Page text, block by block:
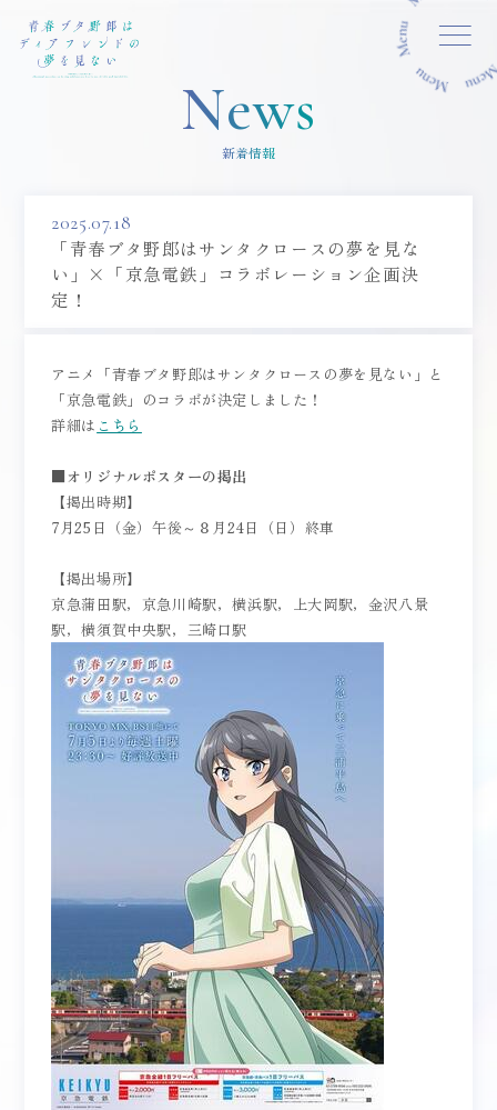
MENU CLOSE
News
新着情報
2025.07.18
「青春ブタ野郎はサンタクロースの夢を見な
い」×「京急電鉄」コラボレーション企画決
定！
アニメ「青春ブタ野郎はサンタクロースの夢を見ない」と
「京急電鉄」のコラボが決定しました！
詳細は こちら
■オリジナルポスターの掲出
【掲出時期】
7月25日（金）午後～８月24日（日）終車
【掲出場所】
京急蒲田駅，京急川崎駅，横浜駅，上大岡駅，金沢八景
駅，横須賀中央駅，三崎口駅